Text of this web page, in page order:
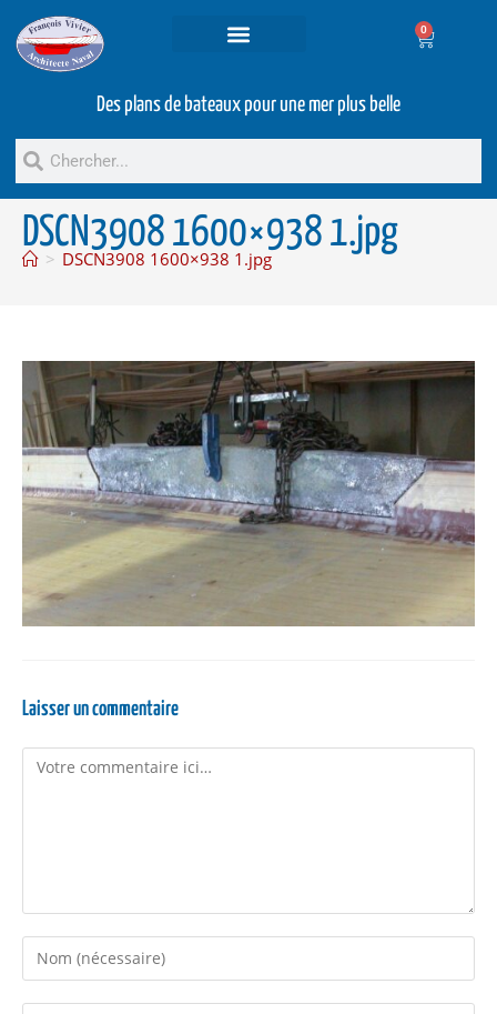
0
Des plans de bateaux pour une mer plus belle
DSCN3908 1600×938 1.jpg
> DSCN3908 1600×938 1.jpg
Laisser un commentaire